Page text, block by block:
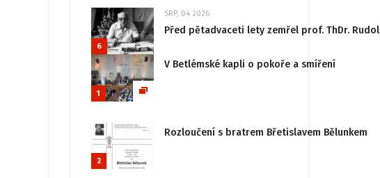
6
SRP, 04 2026
Před pětadvaceti lety zemřel prof. ThDr.
1
V Betlémské kapli o pokoře a smíření
2
Rozloučení s bratrem Břetislavem Bělunkem